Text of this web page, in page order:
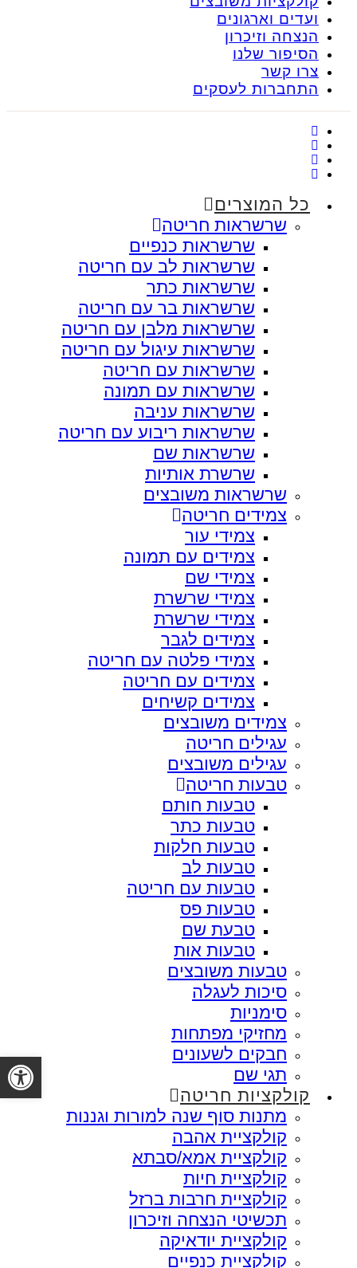
פתח
ועדים וארגונים
הנצחה וזיכרון
הסיפור שלנו
צרו קשר
התחברות לעסקים
כל המוצרים
שרשראות חריטה
שרשראות כנפיים
שרשראות לב עם חריטה
שרשראות כתר
שרשראות בר עם חריטה
שרשראות מלבן עם חריטה
שרשראות עיגול עם חריטה
שרשראות עם חריטה
שרשראות עם תמונה
שרשראות עניבה
שרשראות ריבוע עם חריטה
שרשראות שם
שרשרת אותיות
שרשראות משובצים
צמידים חריטה
צמידי עור
צמידים עם תמונה
צמידי שם
צמידי שרשרת
צמידי שרשרת
צמידים לגבר
צמידי פלטה עם חריטה
צמידים עם חריטה
צמידים קשיחים
צמידים משובצים
עגילים חריטה
עגילים משובצים
טבעות חריטה
טבעות חותם
טבעות כתר
טבעות חלקות
טבעות לב
טבעות עם חריטה
טבעות פס
טבעת שם
טבעות אות
טבעות משובצים
סיכות לעגלה
סימניות
מחזיקי מפתחות
חבקים לשעונים
תגי שם
קולקציות חריטה
מתנות סוף שנה למורות וגננות
קולקציית אהבה
קולקציית אמא/סבתא
קולקציית חיות
קולקציית חרבות ברזל
תכשיטי הנצחה וזיכרון
קולקציית יודאיקה
קולקציית כנפיים